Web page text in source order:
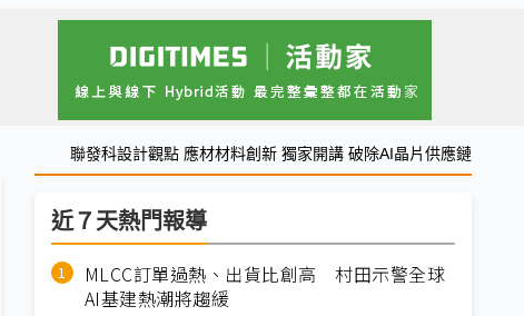
聯發科設計觀點 應材材料創新 獨家開講 破除AI晶片供應鏈
近７天熱門報導
MLCC訂單過熱、出貨比創高 村田示警全球
AI基建熱潮將趨緩